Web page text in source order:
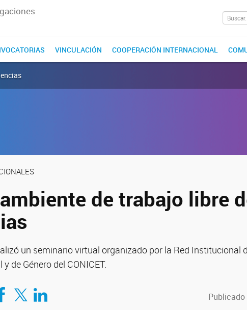
VINCULACIÓN COOPERACIÓN INTERNACIONAL
de trabajo libre
un seminario virtual organizado por la Red Institucional
de Género del CONICET.
en Facebook
Compartir en TwitterCompartir en LinkedIn Publicado